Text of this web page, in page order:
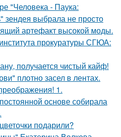
"Человека - Паука:
выбрала не просто
артефакт высокой моды.
прокуратуры СГЮА:
получается чистый кайф!
плотно засел в лентах.
1.
основе собирала
подарили?